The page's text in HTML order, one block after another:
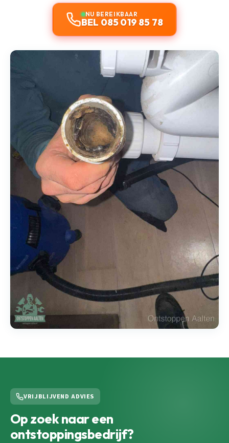
NU BEREIKBAAR
BEL 085 019 85 78
VRIJBLIJVEND ADVIES
Op zoek naar een
ontstoppingsbedrijf?